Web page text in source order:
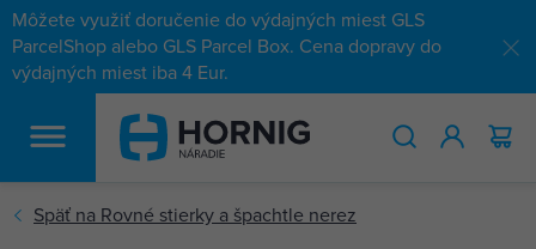
Môžete využiť doručenie do výdajných miest GLS
ParcelShop alebo GLS Parcel Box. Cena dopravy do
výdajných miest iba 4 Eur.
HĽADAŤ